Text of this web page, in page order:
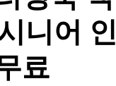
니어 인
료